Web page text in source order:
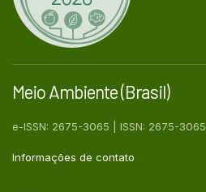
Meio Ambiente (Brasil)
e-ISSN: 2675-3065 | ISSN: 2675-3065
Informações de contato